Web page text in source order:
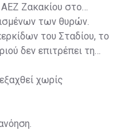
ΑΕΖ Ζακακίου στο
των θυρών.
του Σταδίου, το
δεν επιτρέπει τη
χωρίς